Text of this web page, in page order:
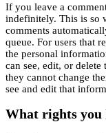
If you leave a
indefinitely. This is so
comments
queue. For users that
the personal
can see, edit, or
they cannot change
see and edit that
What rights you